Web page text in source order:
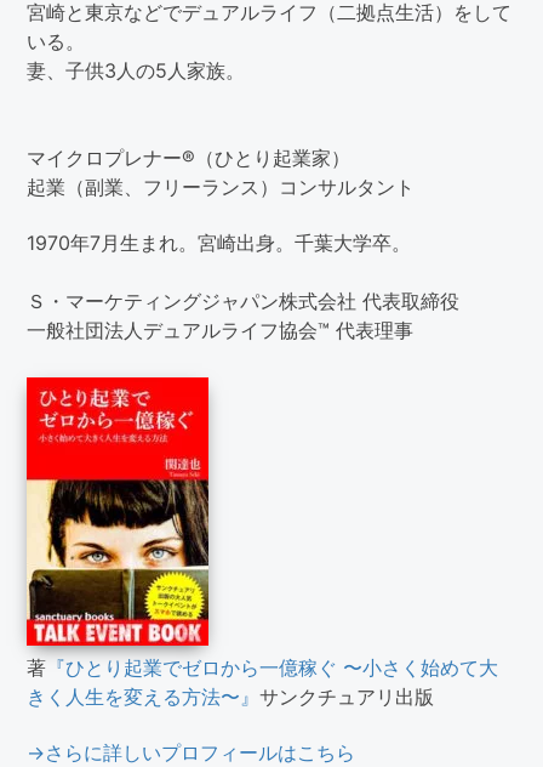
宮崎と東京などでデュアルライフ（二拠点生活）をして
いる。
妻、子供3人の5人家族。
マイクロプレナー®（ひとり起業家）
起業（副業、フリーランス）コンサルタント
1970年7月生まれ。宮崎出身。千葉大学卒。
Ｓ・マーケティングジャパン株式会社 代表取締役
一般社団法人デュアルライフ協会™ 代表理事
著 『ひとり起業でゼロから一億稼ぐ 〜小さく始めて大
きく人生を変える方法〜』サンクチュアリ出版
→さらに詳しいプロフィールはこちら